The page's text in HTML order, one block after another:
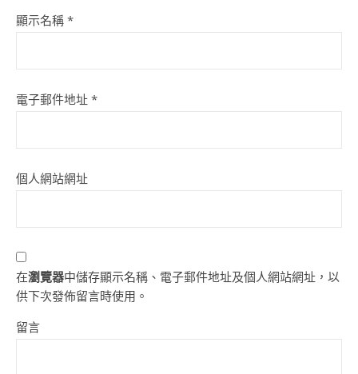
顯示名稱 *
電子郵件地址 *
個人網站網址
在瀏覽器中儲存顯示名稱、電子郵件地址及個人網站網址，以
供下次發佈留言時使用。
留言